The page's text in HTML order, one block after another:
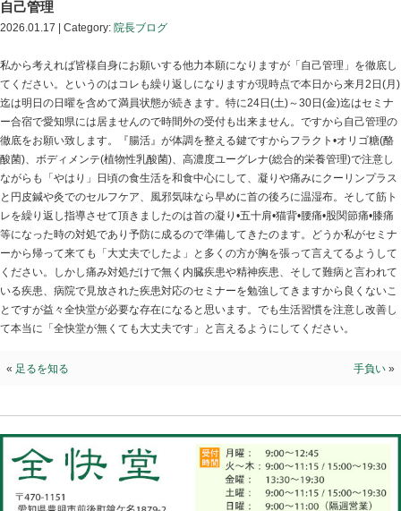
Blog記事一覧>院長ブログ> 自己管理
自己管理
2026.01.17 | Category:院長ブログ
私から考えれば皆様自身にお願いする他力本願になりま
てください。というのはコレも繰り返しになりますが現
迄は明日の日曜を含めて満員状態が続きます。特に24日
ー合宿で愛知県には居ませんので時間外の受付も出来ま
徹底をお願い致します。『腸活』が体調を整える鍵です
酸菌)、ボディメンテ(植物性乳酸菌)、高濃度ユーグレナ
と円皮鍼や灸でのセルフケア、風邪気味なら早めに首の
レを繰り返し指導させて頂きましたのは首の凝り•五十肩
等になった時の対処であり予防に成るので準備してきた
ーから帰って来ても「大丈夫でしたよ」と多くの方が胸